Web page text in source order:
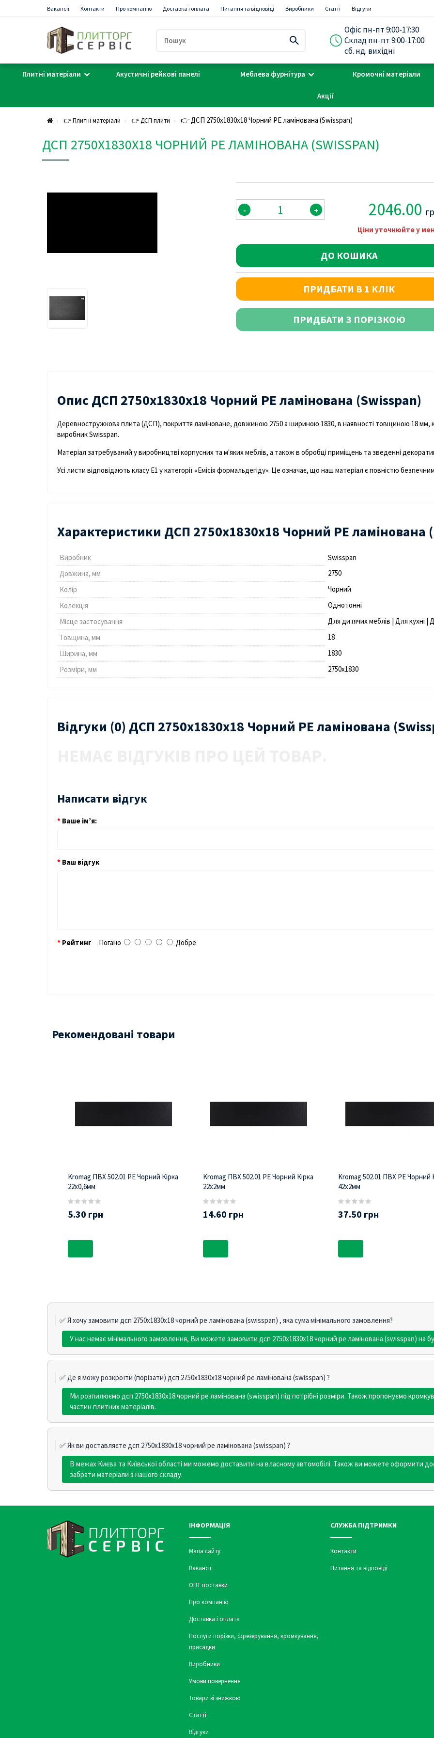
Вакансії Контакти Про компанію Доставка і оплата Питання та відповіді Виробники Статті Відгуки
Офіс пн-пт 9:00-17:30
Склад пн-пт 9:00-17:00
сб. нд. вихідні
Плитні матеріали Акустичні рейкові панелі Меблева фурнітура Кромочні матеріали
Акції
👉 Плитні матеріали 👉 ДСП плити 👉 ДСП 2750х1830х18 Чорний PE ламінована (Swisspan)
ДСП 2750Х1830Х18 ЧОРНИЙ PE ЛАМІНОВАНА (SWISSPAN)
- + 2046.00
Ціни уточнюйте у
ДО КОШИКА
ПРИДБАТИ В 1 КЛІК
ПРИДБАТИ З ПОРІЗКОЮ
Опис ДСП 2750х1830х18 Чорний PE ламінована (Swisspan)
Деревностружкова плита (ДСП), покриття ламіноване, довжиною 2750 а шириною 1830, в наявності товщиною 18 мм,
виробник Swisspan.
Матеріал затребуваний у виробництві корпусних та м'яких меблів, а також в обробці приміщень та зведенні
Усі листи відповідають класу Е1 у категорії «Емісія формальдегіду». Це означає, що наш матеріал є повністю
Характеристики ДСП 2750х1830х18 Чорний PE ламінована
Виробник
Swisspan
Довжина, мм
2750
Колір
Чорний
Колекція
Однотонні
Місце застосування
Для дитячих меблів | Для кухні
Товщина, мм
18
Ширина, мм
1830
Розміри, мм
2750х1830
Відгуки (0) ДСП 2750х1830х18 Чорний PE ламінована
Написати відгук
Ваше ім’я:
Ваш відгук
Рейтинг Погано Добре
Рекомендовані товари
Kromag ПВХ 502.01 РЕ Чорний Кірка
22х0,6мм
5.30 грн
Kromag ПВХ 502.01 РЕ Чорний Кірка
22х2мм
14.60 грн
Kromag 502.01 ПВХ РЕ Чорний
42х2мм
37.50 грн
✅ Я хочу замовити дсп 2750х1830х18 чорний pe ламінована (swisspan) , яка сума мінімального замовлення?
У нас немає мінімального замовлення, Ви можете замовити дсп 2750х1830х18 чорний pe ламінована (swisspan) на
✅ Де я можу розкроїти (порізати) дсп 2750х1830х18 чорний pe ламінована (swisspan) ?
Ми розпилюємо дсп 2750х1830х18 чорний pe ламінована (swisspan) під потрібні розміри. Також пропонуємо
частин плитних матеріалів.
✅ Як ви доставляєте дсп 2750х1830х18 чорний pe ламінована (swisspan) ?
В межах Києва та Київської області ми можемо доставити на власному автомобілі. Також ви можете оформити
забрати матеріали з нашого складу.
ІНФОРМАЦІЯ
Мапа сайту
Вакансії
ОПТ поставки
Про компанію
Доставка і оплата
Послуги порізки, фрезерування, кромкування,
присадки
Виробники
Умови повернення
Товари зі знижкою
Статті
Відгуки
СЛУЖБА ПІДТРИМКИ
Контакти
Питання та відповіді